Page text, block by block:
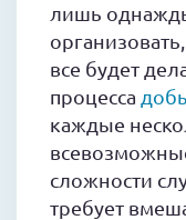
лишь
все будет
процесса
каждые
сложности
требует